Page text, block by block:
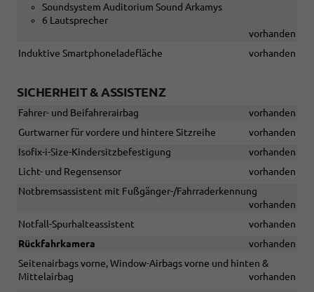
Soundsystem Auditorium Sound Arkamys
6 Lautsprecher
vorhanden
Induktive Smartphoneladefläche
vorhanden
SICHERHEIT & ASSISTENZ
Fahrer- und Beifahrerairbag
vorhanden
Gurtwarner für vordere und hintere Sitzreihe
vorhanden
Isofix-i-Size-Kindersitzbefestigung
vorhanden
Licht- und Regensensor
vorhanden
Notbremsassistent mit Fußgänger-/Fahrraderkennung
vorhanden
Notfall-Spurhalteassistent
vorhanden
Rückfahrkamera
vorhanden
Seitenairbags vorne, Window-Airbags vorne und hinten &
Mittelairbag
vorhanden